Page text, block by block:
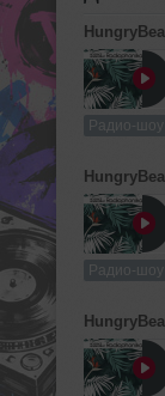
Радио-шоу
Радио-шоу